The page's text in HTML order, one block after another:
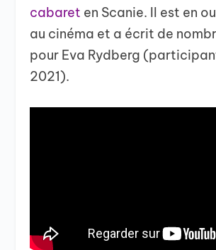
cabaret en Scanie. Il est en
au cinéma et a écrit de
pour Eva Rydberg
2021).